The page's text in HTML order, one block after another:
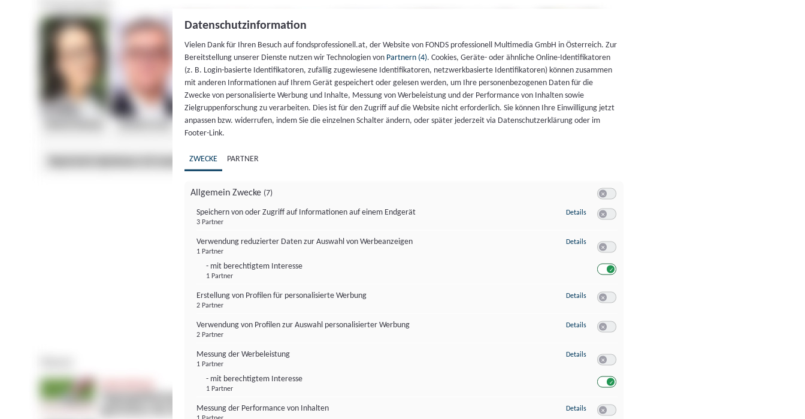
Datenschutzinformation
Vielen Dank für Ihren Besuch auf fondsprofessionell.at, der Website von FONDS professionell Multimedia GmbH in Österreich. Zur
Bereitstellung unserer Dienste nutzen wir Technologien von Partnern (4). Cookies, Geräte- oder ähnliche Online-Identifikatoren
(z. B. Login-basierte Identifikatoren, zufällig zugewiesene Identifikatoren, netzwerkbasierte Identifikatoren) können zusammen
mit anderen Informationen auf Ihrem Gerät gespeichert oder gelesen werden, um Ihre personenbezogenen Daten für die
Zwecke von personalisierte Werbung und Inhalte, Messung von Werbeleistung und der Performance von Inhalten sowie
Zielgruppenforschung zu verarbeiten. Dies ist für den Zugriff auf die Website nicht erforderlich. Sie können Ihre Einwilligung jetzt
anpassen bzw. widerrufen, indem Sie die einzelnen Schalter ändern, oder später jederzeit via Datenschutzerklärung oder im
Footer-Link.
ZWECKE PARTNER
Allgemein Zwecke (7)
Speichern von oder Zugriff auf Informationen auf einem Endgerät
3 Partner
Details zu Speichern von oder Zugriff auf Informationen auf einem Endgerät
Verwendung reduzierter Daten zur Auswahl von Werbeanzeigen
1 Partner
- mit berechtigtem Interesse
1 Partner
Details zu Verwendung reduzierter Daten zur Auswahl von Werbeanzeigen
Erstellung von Profilen für personalisierte Werbung
2 Partner
Details zu Erstellung von Profilen für personalisierte Werbung
Verwendung von Profilen zur Auswahl personalisierter Werbung
2 Partner
Details zu Verwendung von Profilen zur Auswahl personalisierter Werbung
Messung der Werbeleistung
1 Partner
- mit berechtigtem Interesse
1 Partner
Details zu Messung der Werbeleistung
Messung der Performance von Inhalten
Details zu Messung der Performance von Inhalten